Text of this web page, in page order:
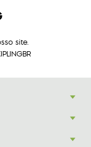
site.